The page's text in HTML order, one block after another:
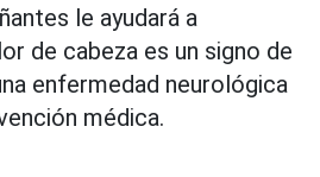
le ayudará a
de cabeza es un signo de
enfermedad neurológica
médica.